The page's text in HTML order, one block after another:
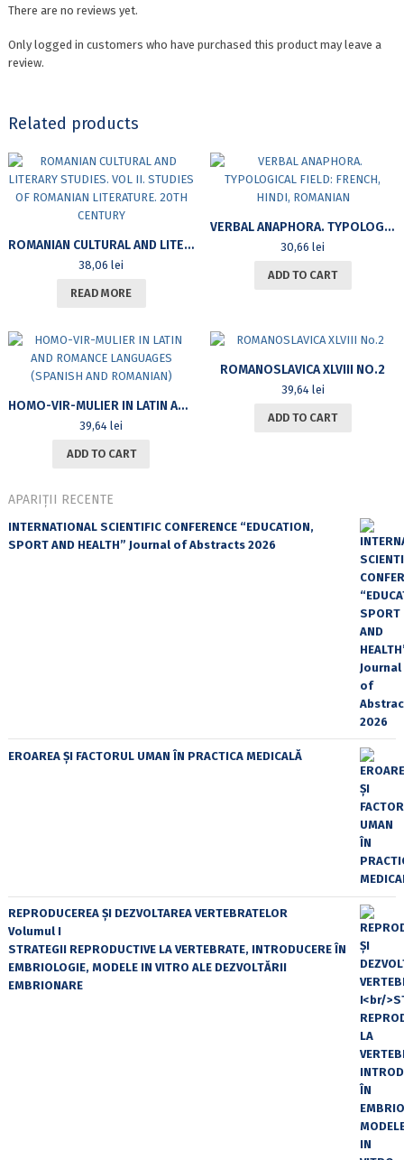
There are no reviews yet.
Only logged in customers who have purchased this product may leave a
review.
Related products
ROMANIAN CULTURAL AND LITERARY STUDIES. VOL II. STUDIES OF ROMANIAN LITERATURE. 20TH CENTURY
38,06 lei
READ MORE
VERBAL ANAPHORA. TYPOLOGICAL FIELD: FRENCH, HINDI, ROMANIAN
30,66 lei
ADD TO CART
HOMO-VIR-MULIER IN LATIN AND ROMANCE LANGUAGES (SPANISH AND ROMANIAN)
39,64lei
ADD TO CART
ROMANOSLAVICA XLVIII NO.2
39,64 lei
ADD TO CART
APARIȚII RECENTE
INTERNATIONAL SCIENTIFIC CONFERENCE “EDUCATION,
SPORT AND HEALTH” Journal of Abstracts 2026
EROAREA ȘI FACTORUL UMAN ÎN PRACTICA MEDICALĂ
REPRODUCEREA ȘI DEZVOLTAREA VERTEBRATELOR
Volumul I
STRATEGII REPRODUCTIVE LA VERTEBRATE, INTRODUCERE ÎN
EMBRIOLOGIE, MODELE IN VITRO ALE DEZVOLTĂRII
EMBRIONARE